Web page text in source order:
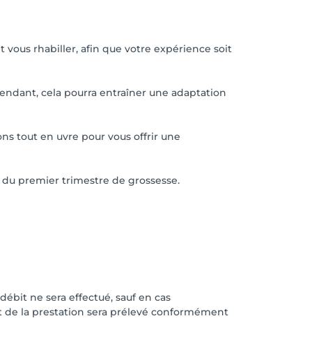
vous rhabiller, afin que votre expérience soit
cela pourra entraîner une adaptation
tout en uvre pour vous offrir une
premier trimestre de grossesse.
ne sera effectué, sauf en cas
de la prestation sera prélevé conformément